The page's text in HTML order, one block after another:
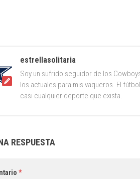
estrellasolitaria
Soy un sufrido seguidor de los
los actuales para mis vaqueros. El
casi cualquier deporte que exista.
RESPUESTA
*